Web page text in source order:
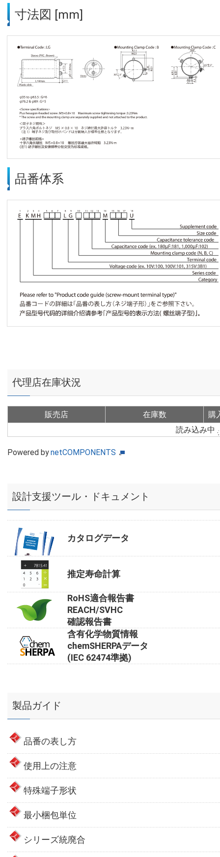
寸法図 [mm]
品番体系
代理店在庫状況
販売店 在庫数
購
読み込み中
Powered bynetCOMPONENTS
設計支援ツール・ドキュメント
カタログデータ
推定寿命計算
RoHS適合報告書
REACH/SVHC
確認報告書
含有化学物質情報
chemSHERPAデータ
(IEC 62474準拠)
製品ガイド
品番の表し方
使用上の注意
特殊端子形状
最小梱包単位
シリーズ統廃合